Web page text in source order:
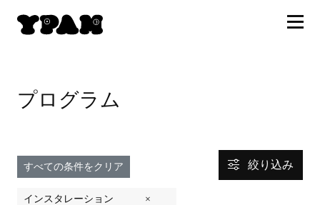
プログラム
絞り込み
すべての条件をクリア
インスタレーション ×